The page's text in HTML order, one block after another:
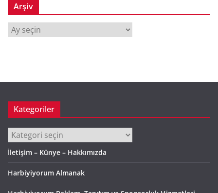
Arşiv
r
Kategoriler
Kategoriler
İletişim – Künye – Hakkımızda
Harbiyiyorum Almanak